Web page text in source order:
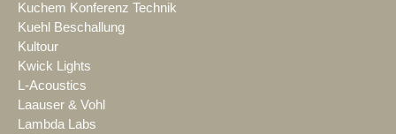
Kuchem Konferenz Technik
Kuehl Beschallung
Kultour
Kwick Lights
L-Acoustics
Laauser & Vohl
Lambda Labs